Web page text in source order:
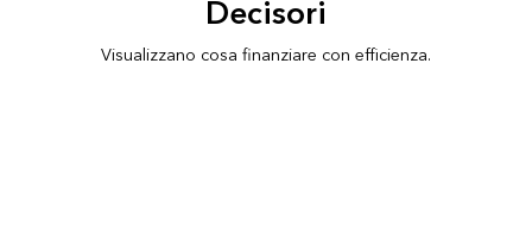
Decisori
Visualizzano cosa finanziare con efficienza.